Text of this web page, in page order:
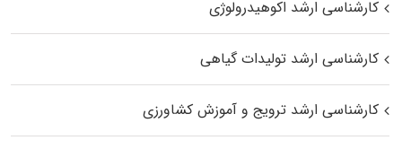
کارشناسی ارشد اکوهیدرولوژی
کارشناسی ارشد تولیدات گیاهی
کارشناسی ارشد ترویج و آموزش کشاورزی